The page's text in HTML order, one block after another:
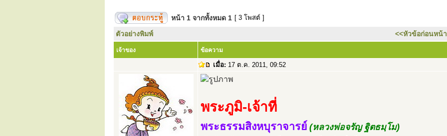
หน้า 1 จากทั้งหมด 1 [ 3 โพสต์ ]
ตัวอย่างพิมพ์ <<หัวข้อก่อนหน้า
เจ้าของ ข้อความ
เมื่อ: 17 ต.ค. 2011, 09:52
พระภูมิ-เจ้าที่
พระธรรมสิงหบุราจารย์ (หลวงพ่อจรัญ ฐิตธมฺโม)